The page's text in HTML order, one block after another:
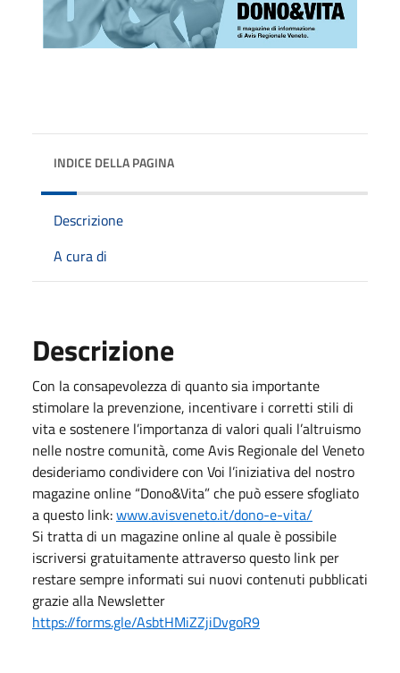
INDICE DELLA PAGINA
Descrizione
A cura di
Descrizione
Con la consapevolezza di quanto sia importante
stimolare la prevenzione, incentivare i corretti stili di
vita e sostenere l’importanza di valori quali l’altruismo
nelle nostre comunità, come Avis Regionale del Veneto
desideriamo condividere con Voi l’iniziativa del nostro
magazine online “Dono&Vita” che può essere sfogliato
a questo link:www.avisveneto.it/dono-e-vita/
Si tratta di un magazine online al quale è possibile
iscriversi gratuitamente attraverso questo link per
restare sempre informati sui nuovi contenuti pubblicati
grazie alla Newsletter
https://forms.gle/AsbtHMiZZjiDvgoR9